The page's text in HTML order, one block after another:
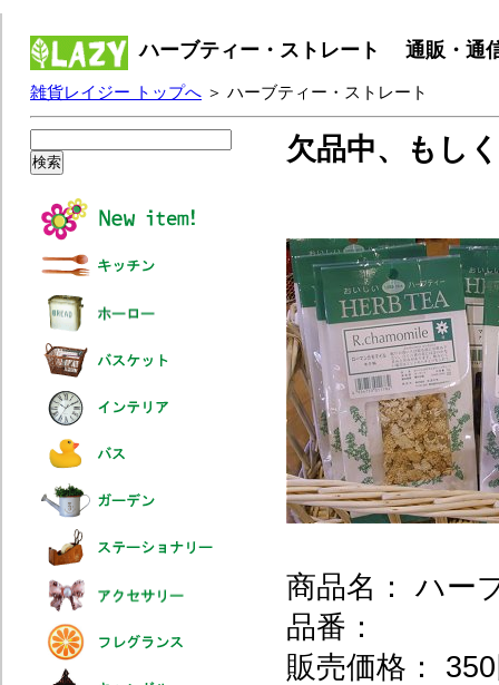
ハーブティー・ストレート 通販・通
雑貨レイジー トップへ ＞ ハーブティー・ストレート
欠品中、もし
商品名： ハ
品番：
販売価格：